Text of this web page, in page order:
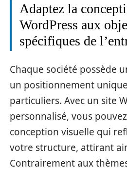
Adaptez la
WordPress aux
spécifiques de
Chaque société possède
un positionnement
particuliers. Avec un site
personnalisé, vous
conception visuelle qui
votre structure, attirant
Contrairement aux